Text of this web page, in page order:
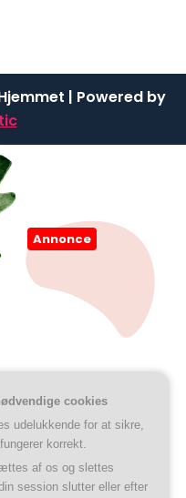
| Powered by
Annonce
cookies
udelukkende for at sikre,
korrekt.
af os og slettes
session slutter eller efter